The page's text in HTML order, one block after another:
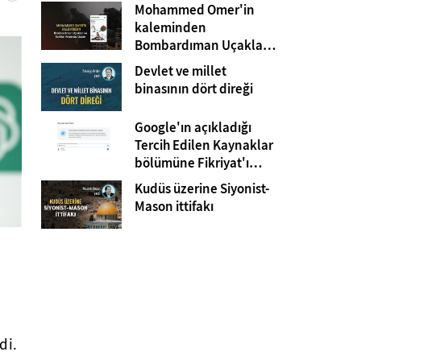
Mohammed Omer'in
kaleminden
Bombardıman Uçakları
ve Tanklar Arasında
Gazze
Devlet ve millet
binasının dört direği
Google'ın açıkladığı
Tercih Edilen Kaynaklar
bölümüne Fikriyat'ı
eklemeyi unutmayın!
Kudüs üzerine Siyonist-
Mason ittifakı